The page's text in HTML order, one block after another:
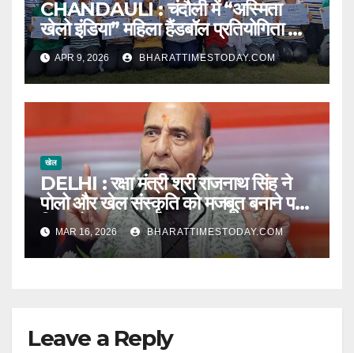
CHANDAULI : चंदौली में “अस्मिता
खेलो इंडिया” महिला हैंडबॉल प्रतियोगिता का
आयोजन l
APR 9, 2026 BHARATTIMESTODAY.COM
खेल
DELHI : रक्षा मंत्री श्री राजनाथ सिंह ने
पोलो और खेल संस्कृति को मजबूत बनाने पर
दिया जोर l
MAR 16, 2026 BHARATTIMESTODAY.COM
Leave a Reply